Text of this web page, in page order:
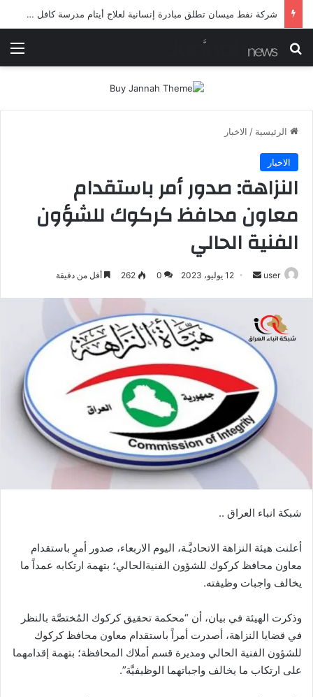
شرطة ميسان تلقي القبض على مطلقي العيارات النارية أثناء تشييع جنائزي في العمارة
بحث عن
الرئيسية / الاخبار
الاخبار
النزاهة: صدور أمر باستقدام
معاون محافظ كركوك للشؤون
الفنية الحالي
user
أرسل 12 يوليو، 2023 0
262 أقل من دقيقة
شبكة انباء العراق ..
أعلنت هيئة النزاهة الاتحاديَّـة، اليوم الاربعاء، صدور أمرٍ باستقدام
معاون محافظ كركوك للشؤون الفنيةالحالي؛ بتهمة ارتكابه عمداً ما
يخالف واجبات وظيفته.
وذكرت الهيئة في بيان، أن “محكمة تحقيق كركوك المُختصَّة بالنظر
في قضايا النزاهة، أصدرت أمراً باستقدام معاون محافظ كركوك
للشؤون الفنية الحالي ومديرة قسم أملاك المحافظة؛ بتهمة إقدامهما
على ارتكاب ما يخالف واجباتهما الوظيفيَّة”.